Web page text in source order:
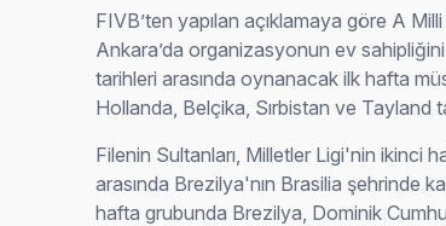
FIVB’ten yapılan açıklamaya göre A
Ankara’da organizasyonun ev
tarihleri arasında oynanacak ilk hafta
Hollanda, Belçika, Sırbistan ve Tayland
Filenin Sultanları, Milletler Ligi'nin ikinci
arasında Brezilya'nın Brasilia şehrinde
hafta grubunda Brezilya, Dominik